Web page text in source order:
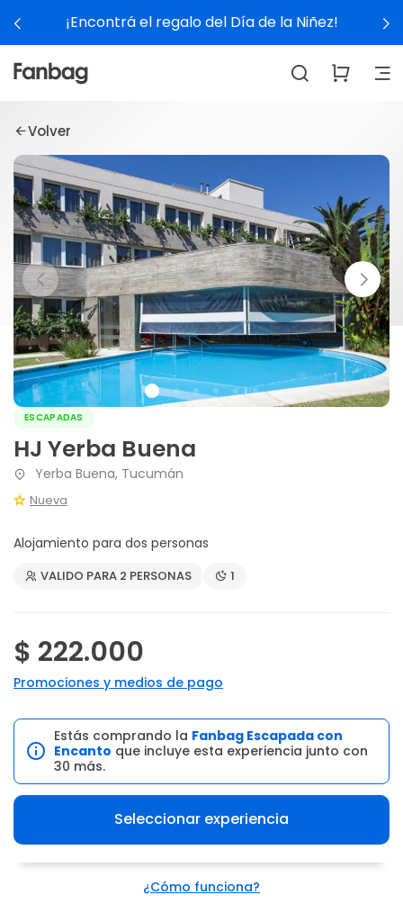
¡Encontrá el regalo del Día de la Niñez!
Volver
ESCAPADAS
HJ Yerba Buena
Yerba Buena, Tucumán
Nueva
Alojamiento para dos personas
VALIDO PARA 2 PERSONAS 1
$ 222.000
Promociones y medios de pago
Estás comprando la Fanbag Escapada con
Encanto que incluye esta experiencia junto con
30 más.
Seleccionar experiencia
¿Cómo funciona?